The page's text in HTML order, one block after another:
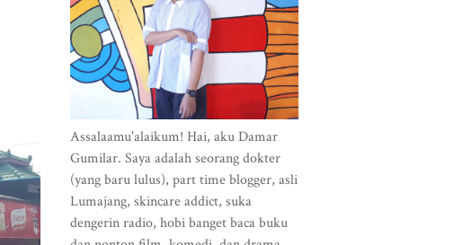
Assalaamu'alaikum! Hai, aku Damar
Gumilar. Saya adalah seorang dokter
(yang baru lulus), part time blogger, asli
Lumajang, skincare addict, suka
dengerin radio, hobi banget baca buku